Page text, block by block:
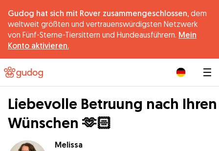
Gudog hat sich mit Rover zusammengeschlossen, dem
weltweit größten und vertrauenswürdigsten Netzwerk
von Fünf-Sterne-Tiersittern und Hundeausführern. Mein
Konto aktivieren.
Liebevolle Betruung nach Ihren
Wünschen 🫶🏻
Melissa